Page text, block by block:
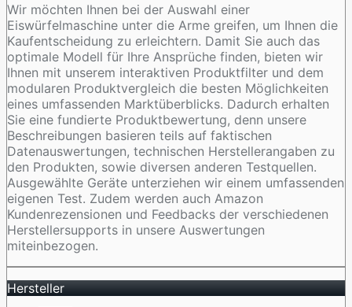
Wir möchten Ihnen bei der Auswahl einer
Eiswürfelmaschine unter die Arme greifen, um Ihnen die
Kaufentscheidung zu erleichtern. Damit Sie auch das
optimale Modell für Ihre Ansprüche finden, bieten wir
Ihnen mit unserem interaktiven Produktfilter und dem
modularen Produktvergleich die besten Möglichkeiten
eines umfassenden Marktüberblicks. Dadurch erhalten
Sie eine fundierte Produktbewertung, denn unsere
Beschreibungen basieren teils auf faktischen
Datenauswertungen, technischen Herstellerangaben zu
den Produkten, sowie diversen anderen Testquellen.
Ausgewählte Geräte unterziehen wir einem umfassenden
eigenen Test. Zudem werden auch Amazon
Kundenrezensionen und Feedbacks der verschiedenen
Herstellersupports in unsere Auswertungen
miteinbezogen.
Hersteller